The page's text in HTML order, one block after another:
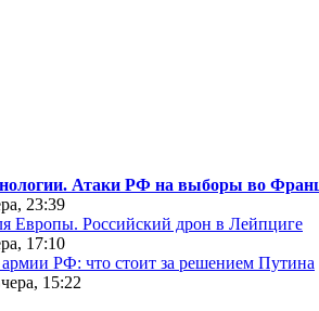
Атаки РФ на выборы во
23:39
Европы. Российский дрон в Лейпциге
17:10
РФ: что стоит за решением Путина
15:22